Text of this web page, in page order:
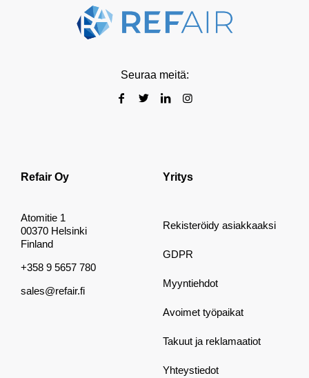
Seuraa meitä:
Refair Oy
Atomitie 1
00370 Helsinki
Finland
+358 9 5657 780
sales@refair.fi
Yritys
Rekisteröidy asiakkaaksi
GDPR
Myyntiehdot
Avoimet työpaikat
Takuut ja reklamaatiot
Yhteystiedot